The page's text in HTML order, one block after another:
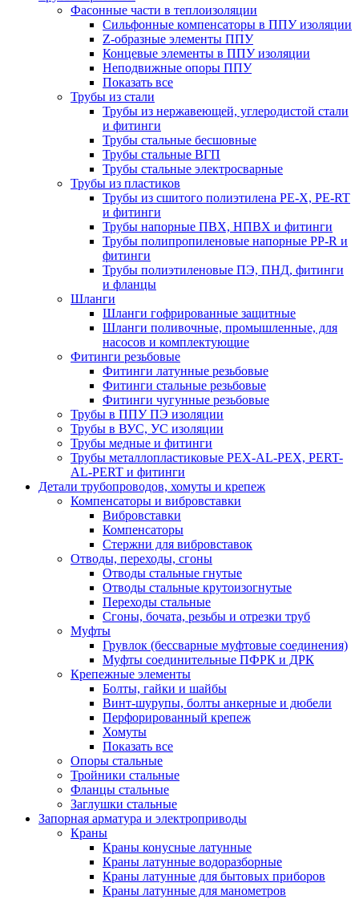
Фасонные части в теплоизоляции
Cильфонные компенсаторы в ППУ изоляции
Z-образные элементы ППУ
Концевые элементы в ППУ изоляции
Неподвижные опоры ППУ
Показать все
Трубы из стали
Трубы из нержавеющей, углеродистой стали
и фитинги
Трубы стальные бесшовные
Трубы стальные ВГП
Трубы стальные электросварные
Трубы из пластиков
Трубы из сшитого полиэтилена PE-X, PE-RT
и фитинги
Трубы напорные ПВХ, НПВХ и фитинги
Трубы полипропиленовые напорные PP-R и
фитинги
Трубы полиэтиленовые ПЭ, ПНД, фитинги
и фланцы
Шланги
Шланги гофрированные защитные
Шланги поливочные, промышленные, для
насосов и комплектующие
Фитинги резьбовые
Фитинги латунные резьбовые
Фитинги стальные резьбовые
Фитинги чугунные резьбовые
Трубы в ППУ ПЭ изоляции
Трубы в ВУС, УС изоляции
Трубы медные и фитинги
Трубы металлопластиковые PEX-AL-PEX, PERT-
AL-PERT и фитинги
Детали трубопроводов, хомуты и крепеж
Компенсаторы и вибровставки
Вибровставки
Компенсаторы
Стержни для вибровставок
Отводы, переходы, сгоны
Отводы стальные гнутые
Отводы стальные крутоизогнутые
Переходы стальные
Сгоны, бочата, резьбы и отрезки труб
Муфты
Грувлок (бессварные муфтовые соединения)
Муфты соединительные ПФРК и ДРК
Крепежные элементы
Болты, гайки и шайбы
Винт-шурупы, болты анкерные и дюбели
Перфорированный крепеж
Хомуты
Показать все
Опоры стальные
Тройники стальные
Фланцы стальные
Заглушки стальные
Запорная арматура и электроприводы
Краны
Краны конусные латунные
Краны латунные водоразборные
Краны латунные для бытовых приборов
Краны латунные для манометров